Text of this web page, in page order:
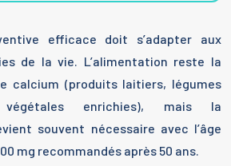
efficace doit s’adapter aux
de la vie. L’alimentation reste la
calcium (produits laitiers, légumes
enrichies), mais la
souvent nécessaire avec l’âge
mg recommandés après 50 ans.